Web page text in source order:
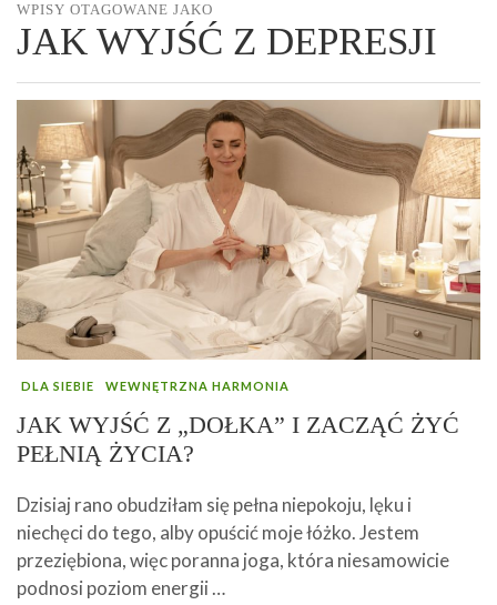
WPISY OTAGOWANE JAKO
JAK WYJŚĆ Z DEPRESJI
DLA SIEBIE WEWNĘTRZNA HARMONIA
JAK WYJŚĆ Z „DOŁKA” I ZACZĄĆ ŻYĆ
PEŁNIĄ ŻYCIA?
Dzisiaj rano obudziłam się pełna niepokoju, lęku i
niechęci do tego, alby opuścić moje łóżko. Jestem
przeziębiona, więc poranna joga, która niesamowicie
podnosi poziom energii …